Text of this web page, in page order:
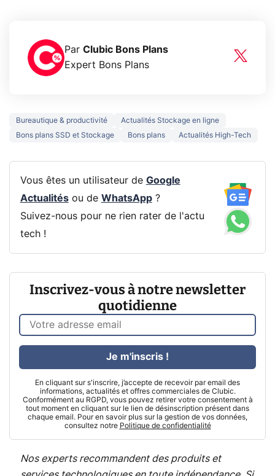
Par Clubic Bons Plans
Expert Bons Plans
Bureautique & productivité
Actualités Stockage en ligne
Bons plans SSD et Stockage
Bons plans Actualités High-Tech
Vous êtes un utilisateur de Google
Actualitésou de WhatsApp?
Suivez-nous pour ne rien rater de l'actu
tech !
Inscrivez-vous à notre newsletter
quotidienne
En cliquant sur s'inscrire, j’accepte de recevoir par email des
informations, actualités et offres commerciales de Clubic.
Conformément au RGPD, vous pouvez retirer votre consentement à
tout moment en cliquant sur le lien de désinscription présent dans
chaque email. Pour en savoir plus sur la gestion de vos données,
consultez notre Politique de confidentialité
Je m'inscris !
Nos experts recommandent des produits et